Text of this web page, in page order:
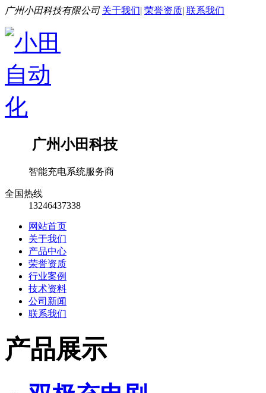
广州小田科技有限公司 关于我们| 荣誉资质| 联系我们
广州小田科技
智能充电系统服务商
全国热线
13246437338
网站首页
关于我们
产品中心
荣誉资质
行业案例
技术资料
公司新闻
联系我们
产品展示